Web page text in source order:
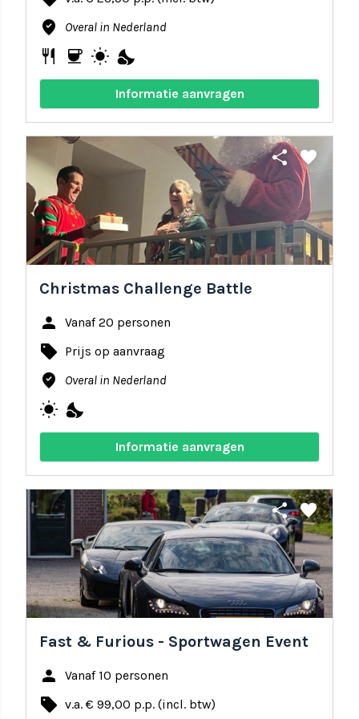
where_to_vote Overal in Nederland
restaurant coffee wb_sunny nights_stay
Informatie aanvragen
share favorite
Christmas Challenge Battle
person Vanaf 20 personen
local_offer Prijs op aanvraag
where_to_vote Overal in Nederland
wb_sunny nights_stay
Informatie aanvragen
share favorite
Fast & Furious - Sportwagen Event
person Vanaf 10 personen
local_offer v.a. € 99,00 p.p. (incl. btw)